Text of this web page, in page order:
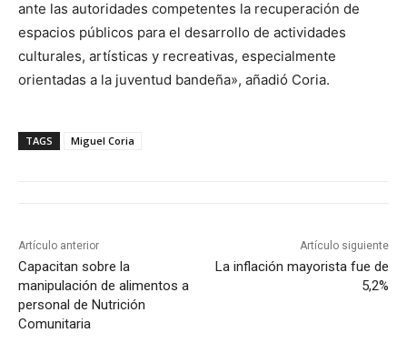
ante las autoridades competentes la recuperación de
espacios públicos para el desarrollo de actividades
culturales, artísticas y recreativas, especialmente
orientadas a la juventud bandeña», añadió Coria.
TAGS Miguel Coria
Artículo anterior
Capacitan sobre la
manipulación de alimentos a
personal de Nutrición
Comunitaria
Artículo siguiente
La inflación mayorista fue de
5,2%